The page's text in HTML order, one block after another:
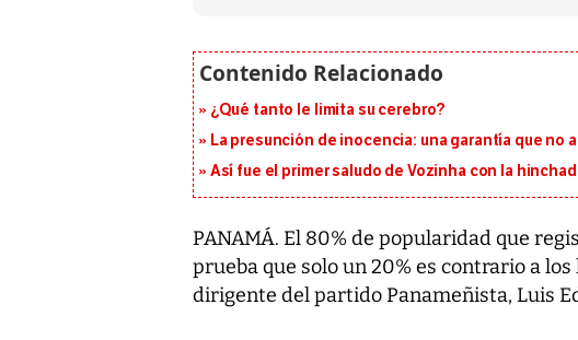
¿Qué tanto le limita su cerebro?
La presunción de inocencia: una garantía que no
Así fue el primer saludo de Vozinha con la
PANAMÁ. El 80% de popularidad que
prueba que solo un 20% es contrario a
dirigente del partido Panameñista, Luis